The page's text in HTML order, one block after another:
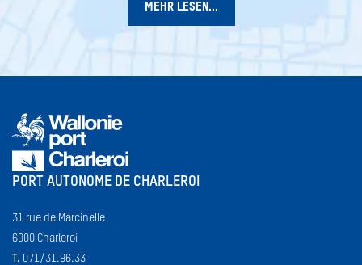
MEHR LESEN...
PORT AUTONOME DE CHARLEROI
31 rue de Marcinelle
6000 Charleroi
T. 071/31.96.33